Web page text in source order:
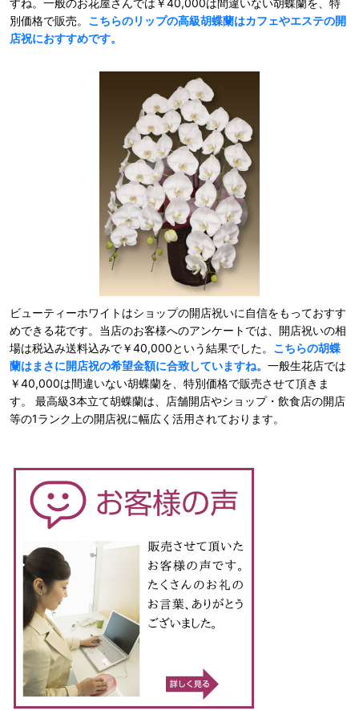
すね。一般のお花屋さんでは￥40,000は間違いない胡蝶蘭を、特
別価格で販売。 こちらのリップの高級胡蝶蘭はカフェやエステの開
店祝におすすめです。
ビューティーホワイトはショップの開店祝いに自信をもっておすす
めできる花です。当店のお客様へのアンケートでは、開店祝いの相
場は税込み送料込みで￥40,000という結果でした。 こちらの胡蝶
蘭はまさに開店祝の希望金額に合致していますね。 一般生花店では
￥40,000は間違いない胡蝶蘭を、特別価格で販売させて頂きま
す。 最高級3本立て胡蝶蘭は、店舗開店やショップ・飲食店の開店
等の1ランク上の開店祝に幅広く活用されております。